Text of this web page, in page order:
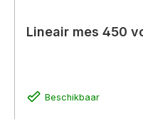
Lineair mes 450
Beschikbaar